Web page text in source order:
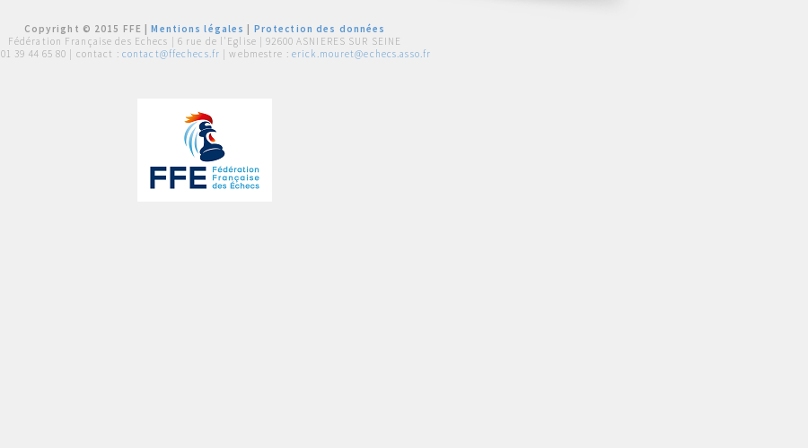
Copyright © 2015 FFE |Mentions légales
Protection des données
Fédération Française des Echecs | 6 rue de l'Eglise | 92600 ASNIERES SUR SEINE
01 39 44 65 80 | contact : contact@ffechecs.fr | webmestre : erick.mouret@echecs.asso.fr